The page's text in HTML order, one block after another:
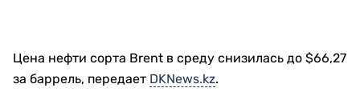
Цена нефти сорта Brent в среду снизилась до $66,27
за баррель, передает DKNews.kz.